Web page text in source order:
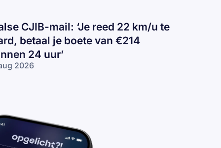
CJIB-mail: ‘Je reed 22 km/u te
betaal je boete van €214
24 uur’
2026